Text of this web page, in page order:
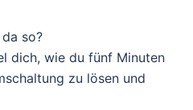
so?
dich, wie du fünf Minuten
zu lösen und